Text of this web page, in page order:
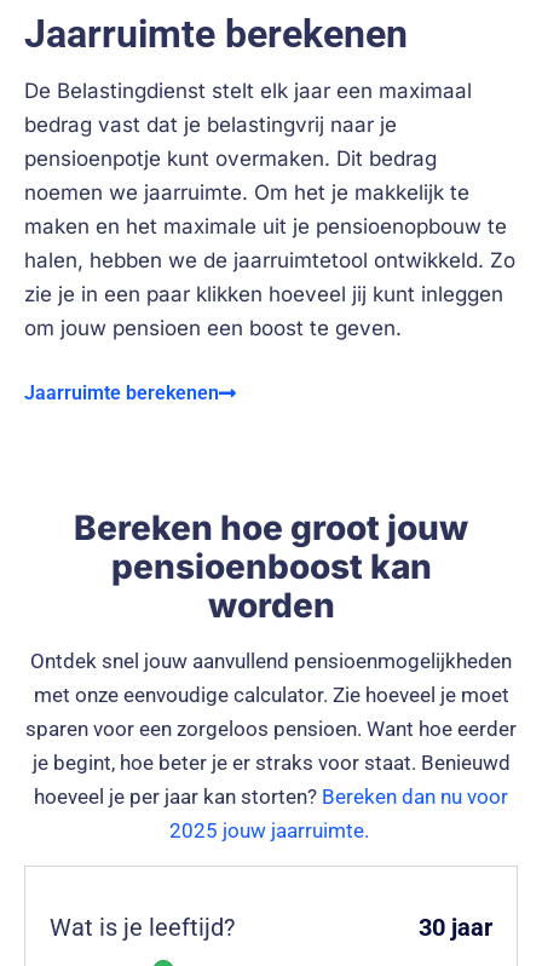
Jaarruimte berekenen
De Belastingdienst stelt elk jaar een maximaal
bedrag vast dat je belastingvrij naar je
pensioenpotje kunt overmaken. Dit bedrag
noemen we jaarruimte. Om het je makkelijk te
maken en het maximale uit je pensioenopbouw te
halen, hebben we de jaarruimtetool ontwikkeld. Zo
zie je in een paar klikken hoeveel jij kunt inleggen
om jouw pensioen een boost te geven.
Jaarruimte berekenen
Bereken hoe groot jouw
pensioenboost kan
worden
Ontdek snel jouw aanvullend pensioenmogelijkheden
met onze eenvoudige calculator. Zie hoeveel je moet
sparen voor een zorgeloos pensioen. Want hoe eerder
je begint, hoe beter je er straks voor staat. Benieuwd
hoeveel je per jaar kan storten? Bereken dan nu voor
2025 jouw jaarruimte.
Wat is je leeftijd? 30 jaar